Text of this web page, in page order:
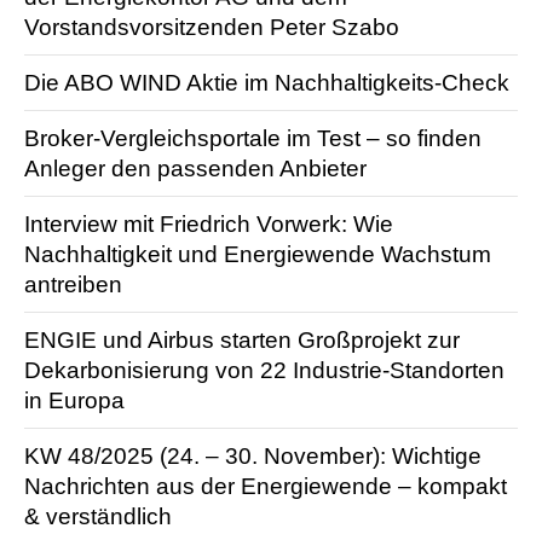
Vorstandsvorsitzenden Peter Szabo
Die ABO WIND Aktie im Nachhaltigkeits-Check
Broker-Vergleichsportale im Test – so finden
Anleger den passenden Anbieter
Interview mit Friedrich Vorwerk: Wie
Nachhaltigkeit und Energiewende Wachstum
antreiben
ENGIE und Airbus starten Großprojekt zur
Dekarbonisierung von 22 Industrie-Standorten
in Europa
KW 48/2025 (24. – 30. November): Wichtige
Nachrichten aus der Energie­wende – kompakt
& verständlich